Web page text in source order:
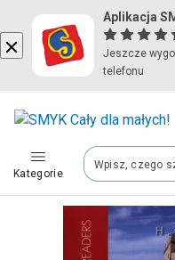
Aplikacja
Jeszcze
telefonu
Kategorie
Polska (Poland)
Twoje zamówienia